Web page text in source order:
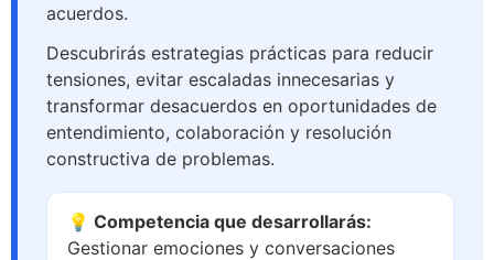
acuerdos.
Descubrirás estrategias prácticas para reducir
tensiones, evitar escaladas innecesarias y
transformar desacuerdos en oportunidades de
entendimiento, colaboración y resolución
constructiva de problemas.
💡 Competencia que desarrollarás:
Gestionar emociones y conversaciones